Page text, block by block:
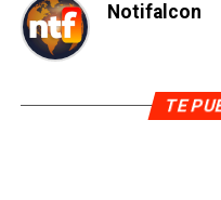
Notifalcon
TE